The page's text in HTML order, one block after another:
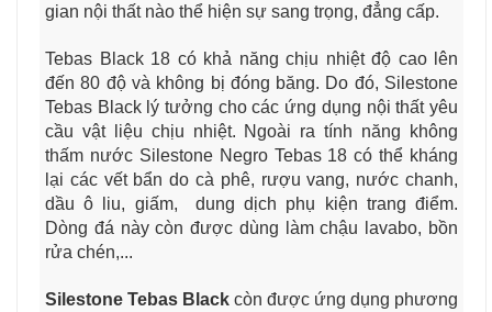
gian nội thất nào thể hiện sự sang trọng, đẳng cấp.
Tebas Black 18 có khả năng chịu nhiệt độ cao lên
đến 80 độ và không bị đóng băng. Do đó, Silestone
Tebas Black lý tưởng cho các ứng dụng nội thất yêu
cầu vật liệu chịu nhiệt. Ngoài ra tính năng không
thấm nước Silestone Negro Tebas 18 có thể kháng
lại các vết bẩn do cà phê, rượu vang, nước chanh,
dầu ô liu, giấm, dung dịch phụ kiện trang điểm.
Dòng đá này còn được dùng làm chậu lavabo, bồn
rửa chén,...
Silestone Tebas Black còn được ứng dụng phương